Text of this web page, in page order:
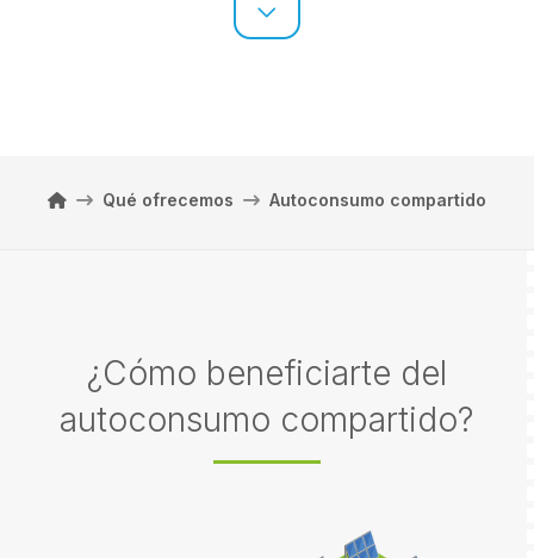
HomeQué ofrecemos Autoconsumo compartido
¿Cómo beneficiarte del
autoconsumo compartido?